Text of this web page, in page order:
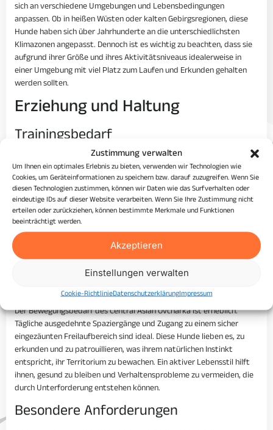
Zustimmung verwalten
Um Ihnen ein optimales Erlebnis zu bieten, verwenden wir Technologien wie
Cookies, um Geräteinformationen zu speichern bzw. darauf zuzugreifen. Wenn Sie
diesen Technologien zustimmen, können wir Daten wie das Surfverhalten oder
eindeutige IDs auf dieser Website verarbeiten. Wenn Sie Ihre Zustimmung nicht
erteilen oder zurückziehen, können bestimmte Merkmale und Funktionen
beeinträchtigt werden.
Akzeptieren
Einstellungen verwalten
Cookie-RichtlinieDatenschutzerklärungImpressum
sich an verschiedene Umgebungen und Lebensbedingungen
anpassen. Ob in heißen Wüsten oder kalten Gebirgsregionen, diese
Hunde haben sich über Jahrhunderte an die unterschiedlichsten
Klimazonen angepasst. Dennoch ist es wichtig zu beachten, dass sie
aufgrund ihrer Größe und ihres Aktivitätsniveaus idealerweise in
einer Umgebung mit viel Platz zum Laufen und Erkunden gehalten
werden sollten.
Erziehung und Haltung
Trainingsbedarf
Der Central Asian Ovcharka erfordert aufgrund seiner Intelligenz und
Unabhängigkeit eine konsequente und geduldige Erziehung. Positive
Verstärkungsmethoden sind am effektivsten, um das Vertrauen und
die Kooperation des Hundes zu gewinnen. Frühzeitige Sozialisation
und fundiertes Gehorsamkeitstraining sind entscheidend, um
sicherzustellen, dass der Hund gut mit Menschen und anderen Tieren
interagiert. Diese Hunde neigen dazu, stur zu sein, daher ist es
wichtig, dass der Trainer fest, aber fair ist und klare, konsequente
Grenzen setzt.
Bewegungsbedarf
Der Bewegungsbedarf des Central Asian Ovcharka ist erheblich.
Tägliche ausgedehnte Spaziergänge und Zugang zu einem sicher
eingezäunten Freilaufbereich sind ideal. Diese Hunde lieben es, zu
erkunden und zu patrouillieren, was ihrem natürlichen Instinkt
entspricht, ihr Territorium zu bewachen. Ein aktiver Lebensstil hilft
ihnen, gesund zu bleiben und Verhaltensprobleme zu vermeiden, die
durch Unterforderung entstehen können.
Besondere Anforderungen